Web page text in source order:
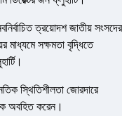
ত্রয়োদশ জাতীয় সংসদের
মাধ্যমে সক্ষমতা বৃদ্ধিতে
স্থিতিশীলতা জোরদারে
অবহিত করেন।